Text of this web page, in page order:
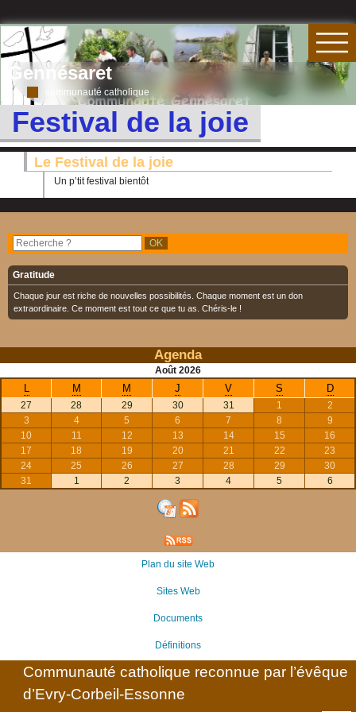
Gennésaret
communauté catholique
Festival de la joie
Le Festival de la joie
Un p’tit festival bientôt
Gratitude
Chaque jour est riche de nouvelles possibilités. Chaque moment est un don
extraordinaire. Ce moment est tout ce que tu as. Chéris-le !
Agenda
Août 2026
L M M J V S D
27 28 29 30 31 1
2
3
4 5 6 7 8
9
10
11 12 13 14 15
16
17
18 19 20 21 22
23
24
25 26 27 28 29
30
31
1 2 3 4 5 6
Plan du site Web
Sites Web
Documents
Définitions
Communauté catholique reconnue par l’évêque
d’Evry-Corbeil-Essonne